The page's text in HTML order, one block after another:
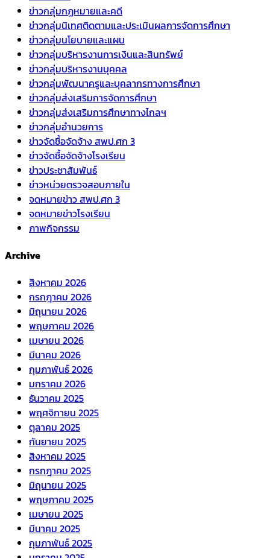
ข่าวกลุ่มกฏหมายและคดี
ข่าวกลุ่มนิเทศติดตามและประเมินผลการจัดการศึกษา
ข่าวกลุ่มนโยบายและแผน
ข่าวกลุ่มบริหารงานการเงินและสินทรัพย์
ข่าวกลุ่มบริหารงานบุคคล
ข่าวกลุ่มพัฒนาครูและบุคลากรทางการศึกษา
ข่าวกลุ่มส่งเสริมการจัดการศึกษา
ข่าวกลุ่มส่งเสริมการศึกษาทางไกลฯ
ข่าวกลุ่มอำนวยการ
ข่าวจัดซื้อจัดจ้าง สพป.ศก 3
ข่าวจัดซื้อจัดจ้างโรงเรียน
ข่าวประชาสัมพันธ์
ข่าวหน่วยตรวจสอบภายใน
จดหมายข่าว สพป.ศก 3
จดหมายข่าวโรงเรียน
ภาพกิจกรรม
Archive
สิงหาคม 2026
กรกฎาคม 2026
มิถุนายน 2026
พฤษภาคม 2026
เมษายน 2026
มีนาคม 2026
กุมภาพันธ์ 2026
มกราคม 2026
ธันวาคม 2025
พฤศจิกายน 2025
ตุลาคม 2025
กันยายน 2025
สิงหาคม 2025
กรกฎาคม 2025
มิถุนายน 2025
พฤษภาคม 2025
เมษายน 2025
มีนาคม 2025
กุมภาพันธ์ 2025